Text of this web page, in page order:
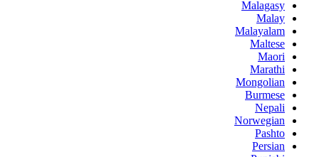
Malagasy
Malay
Malayalam
Maltese
Maori
Marathi
Mongolian
Burmese
Nepali
Norwegian
Pashto
Persian